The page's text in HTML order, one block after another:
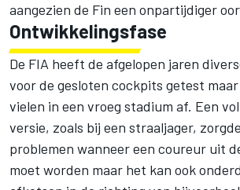
aangezien de Fin een onpartijdiger
Ontwikkelingsfase
De FIA heeft de afgelopen jaren
voor de gesloten cockpits getest
vielen in een vroeg stadium af. Een
versie, zoals bij een straaljager,
problemen wanneer een coureur uit
moet worden maar het kan ook